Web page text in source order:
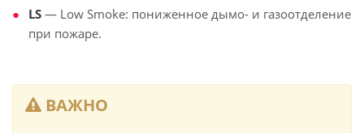
LS — Low Smoke: пониженное дымо- и газоотделение
при пожаре.
ВАЖНО